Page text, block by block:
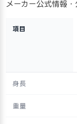
メーカー公式情報
項目
身長
重量